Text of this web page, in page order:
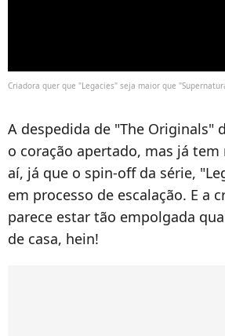
Criadora quer que "Legacies" seja maior que
A despedida de "The Originals"
o coração apertado, mas já
aí, já que o spin-off da série,
em processo de escalação. E a
parece estar tão empolgada
de casa, hein!